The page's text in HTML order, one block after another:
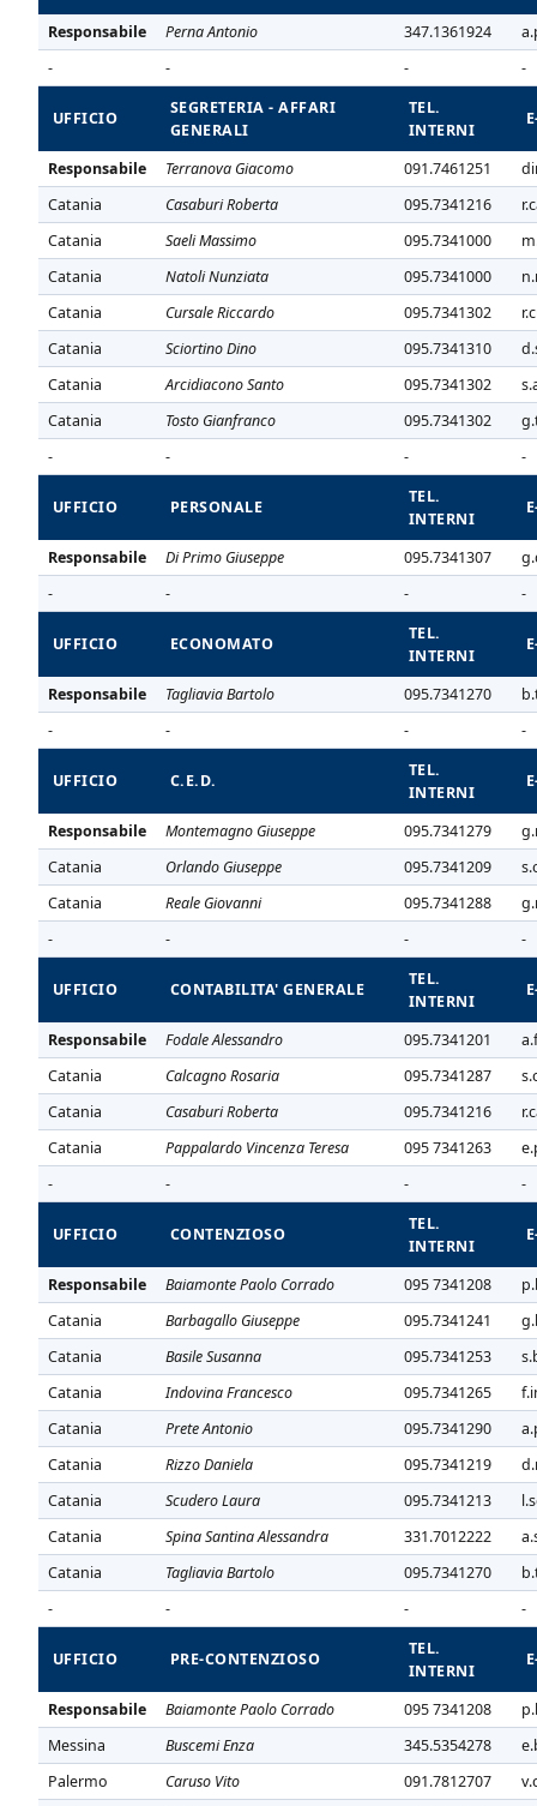
Responsabile
Perna Antonio 347.1361924
-
- - -
UFFICIO
SEGRETERIA - AFFARI
GENERALI
TEL.
INTERNI
Responsabile Terranova Giacomo 091.7461251
Catania
Casaburi Roberta 095.7341216
Catania
Saeli Massimo 095.7341000
Catania
Natoli Nunziata 095.7341000
Catania
Cursale Riccardo 095.7341302
Catania
Sciortino Dino 095.7341310
Catania
Arcidiacono Santo 095.7341302
Catania
Tosto Gianfranco 095.7341302
-
- - -
UFFICIO PERSONALE
TEL.
INTERNI
Responsabile Di Primo Giuseppe 095.7341307
-
- - -
UFFICIO ECONOMATO
TEL.
INTERNI
Responsabile Tagliavia Bartolo 095.7341270
-
- - -
UFFICIO C.E.D.
TEL.
INTERNI
Responsabile Montemagno Giuseppe 095.7341279
Catania
Orlando Giuseppe 095.7341209
Catania
Reale Giovanni 095.7341288
-
- - -
UFFICIO CONTABILITA' GENERALE
TEL.
INTERNI
Responsabile Fodale Alessandro 095.7341201
Catania
Calcagno Rosaria 095.7341287
Catania
Casaburi Roberta 095.7341216
Catania
Pappalardo Vincenza Teresa 095 7341263
-
- - -
UFFICIO CONTENZIOSO
TEL.
INTERNI
Responsabile Baiamonte Paolo Corrado 095 7341208
Catania
Barbagallo Giuseppe 095.7341241
Catania
Basile Susanna 095.7341253
Catania
Indovina Francesco 095.7341265
Catania
Prete Antonio 095.7341290
Catania
Rizzo Daniela 095.7341219
Catania
Scudero Laura 095.7341213
Catania
Spina Santina Alessandra 331.7012222
Catania
Tagliavia Bartolo 095.7341270
-
- - -
UFFICIO PRE-CONTENZIOSO
TEL.
INTERNI
Responsabile Baiamonte Paolo Corrado 095 7341208
Messina
Buscemi Enza 345.5354278
Palermo
Caruso Vito 091.7812707